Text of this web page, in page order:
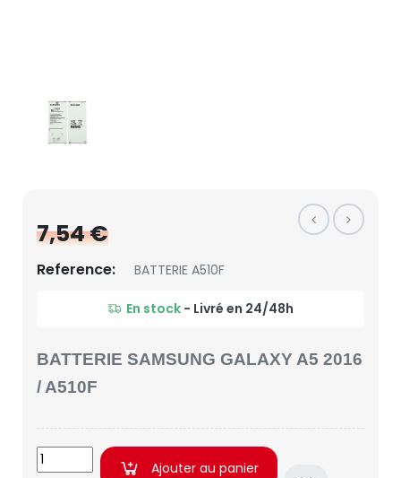
7,54 €
Reference: BATTERIE A510F
En stock - Livré en 24/48h
BATTERIE SAMSUNG GALAXY A5 2016
/ A510F
Ajouter au panier